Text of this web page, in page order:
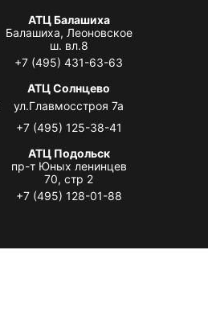
АТЦ Балашиха
Балашиха, Леоновское
ш. вл.8
+7 (495) 431-63-63
АТЦ Солнцево
ул.Главмосстроя 7а
+7 (495) 125-38-41
АТЦ Подольск
пр-т Юных ленинцев
70, стр 2
+7 (495) 128-01-88